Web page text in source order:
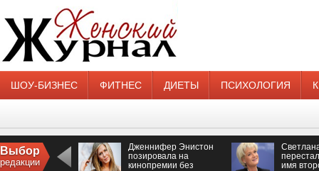
ШОУ-БИЗНЕС ФИТНЕС ДИЕТЫ ПСИХОЛОГИЯ
Выбор
редакции
Дженнифер Энистон
позировала на
кинопремии без
имя